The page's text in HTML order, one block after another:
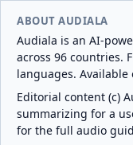
ABOUT AUDIALA
Audiala is an AI-
across 96 countries.
languages. Available
Editorial content (c)
summarizing for a
for the full audio